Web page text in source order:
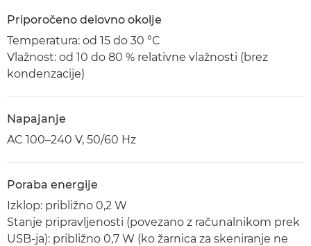
Priporočeno delovno okolje
Temperatura: od 15 do 30 °C
Vlažnost: od 10 do 80 % relativne vlažnosti (brez
kondenzacije)
Napajanje
AC 100–240 V, 50/60 Hz
Poraba energije
Izklop: približno 0,2 W
Stanje pripravljenosti (povezano z računalnikom prek
USB-ja): približno 0,7 W (ko žarnica za skeniranje ne